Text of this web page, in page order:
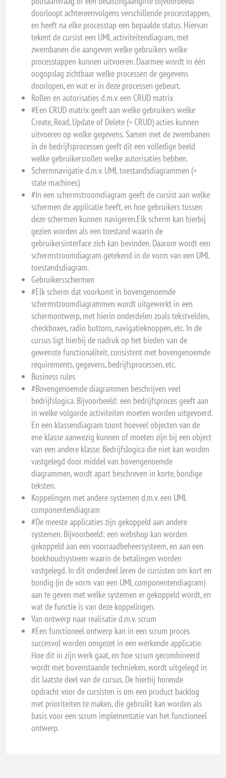
doorloopt achtereenvolgens verschillende processtappen,
en heeft na elke processtap een bepaalde status. Hiervan
tekent de cursist een UML activiteitendiagram, met
zwembanen die aangeven welke gebruikers welke
processtappen kunnen uitvoeren. Daarmee wordt in één
oogopslag zichtbaar welke processen de gegevens
doorlopen, en wat er in deze processen gebeurt.
Rollen en autorisaties d.m.v. een CRUD matrix
#Een CRUD matrix geeft aan welke gebruikers welke
Create, Read, Update of Delete (= CRUD) acties kunnen
uitvoeren op welke gegevens. Samen met de zwembanen
in de bedrijfsprocessen geeft dit een volledige beeld
welke gebruikersrollen welke autorisaties hebben.
Schermnavigatie d.m.v. UML toestandsdiagrammen (=
state machines)
#In een schermstroomdiagram geeft de cursist aan welke
schermen de applicatie heeft, en hoe gebruikers tussen
deze schermen kunnen navigeren.Elk scherm kan hierbij
gezien worden als een toestand waarin de
gebruikersinterface zich kan bevinden. Daarom wordt een
schermstroomdiagram getekend in de vorm van een UML
toestandsdiagram.
Gebruikersschermen
#Elk scherm dat voorkomt in bovengenoemde
schermstroomdiagrammen wordt uitgewerkt in een
schermontwerp, met hierin onderdelen zoals tekstvelden,
checkboxes, radio buttons, navigatieknoppen, etc. In de
cursus ligt hierbij de nadruk op het bieden van de
gewenste functionaliteit, consistent met bovengenoemde
requirements, gegevens, bedrijfsprocessen, etc.
Business rules
#Bovengenoemde diagrammen beschrijven veel
bedrijfslogica. Bijvoorbeeld: een bedrijfsproces geeft aan
in welke volgorde activiteiten moeten worden uitgevoerd.
En een klassendiagram toont hoeveel objecten van de
ene klasse aanwezig kunnen of moeten zijn bij een object
van een andere klasse. Bedrijfslogica die niet kan worden
vastgelegd door middel van bovengenoemde
diagrammen, wordt apart beschreven in korte, bondige
teksten.
Koppelingen met andere systemen d.m.v. een UML
componentendiagram
#De meeste applicaties zijn gekoppeld aan andere
systemen. Bijvoorbeeld: een webshop kan worden
gekoppeld aan een voorraadbeheersysteem, en aan een
boekhoudsysteem waarin de betalingen worden
vastgelegd. In dit onderdeel leren de cursisten om kort en
bondig (in de vorm van een UML componentendiagram)
aan te geven met welke systemen er gekoppeld wordt, en
wat de functie is van deze koppelingen.
Van ontwerp naar realisatie d.m.v. scrum
#Een functioneel ontwerp kan in een scrum proces
succesvol worden omgezet in een werkende applicatie.
Hoe dit in zijn werk gaat, en hoe scrum gecombineerd
wordt met bovenstaande technieken, wordt uitgelegd in
dit laatste deel van de cursus. De hierbij horende
opdracht voor de cursisten is om een product backlog
met prioriteiten te maken, die gebruikt kan worden als
basis voor een scrum implementatie van het functioneel
ontwerp.